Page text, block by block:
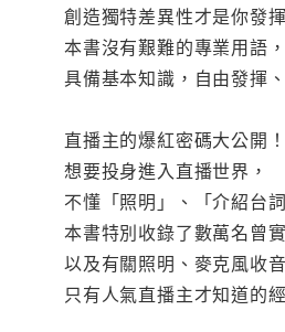
創造獨特差異性才是你發
本書沒有艱難的專業用語
具備基本知識，自由發揮
直播主的爆紅密碼大公開！
想要投身進入直播世界，
不懂「照明」、「介紹台
本書特別收錄了數萬名曾
以及有關照明、麥克風收
只有人氣直播主才知道的